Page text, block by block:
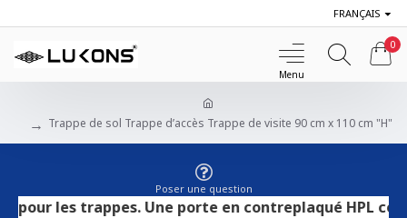
FRANÇAIS
0
Trappe de sol Trappe d’accès Trappe de visite 90 cm x 110 cm "H"
Poser une question
trappes. Une porte en contreplaqué HPL